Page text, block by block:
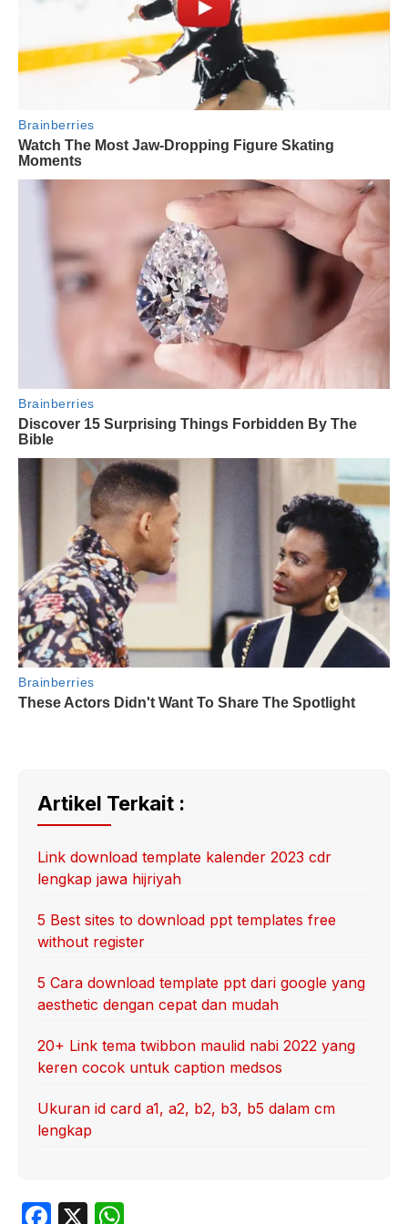
Artikel Terkait :
Link download template kalender 2023 cdr
lengkap jawa hijriyah
5 Best sites to download ppt templates free
without register
5 Cara download template ppt dari google yang
aesthetic dengan cepat dan mudah
20+ Link tema twibbon maulid nabi 2022 yang
keren cocok untuk caption medsos
Ukuran id card a1, a2, b2, b3, b5 dalam cm
lengkap
F
X